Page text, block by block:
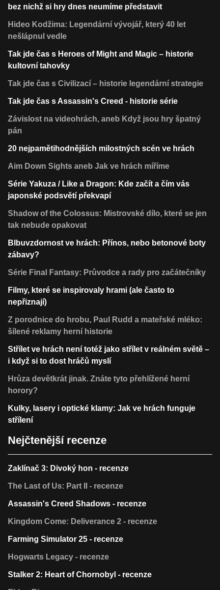
bez nichž si hry dnes neumíme představit
Hideo Kodžima: Legendární vývojář, který 40 let
nešlápnul vedle
Tak jde čas s Heroes of Might and Magic – historie
kultovní tahovky
Tak jde čas s Civilizací – historie legendární strategie
Tak jde čas s Assassin's Creed - historie série
Závislost na videohrách, aneb Když jsou hry špatný
pán
20 nejpamětihodnějších milostných scén ve hrách
Aim Down Sights aneb Jak ve hrách míříme
Série Yakuza / Like a Dragon: Kde začít a čím vás
japonské podsvětí překvapí
Shadow of the Colossus: Mistrovské dílo, které se jen
tak nebude opakovat
Blbuvzdornost ve hrách: Přínos, nebo betonové boty
zábavy?
Série Final Fantasy: Průvodce a rady pro začátečníky
Filmy, které se inspirovaly hrami (ale často to
nepřiznají)
Z porodnice do hrobu, Paul Rudd a mateřské mléko:
šílené reklamy herní historie
Střílet ve hrách není totéž jako střílet v reálném světě –
i když si to dost hráčů myslí
Hrůza devětkrát jinak. Znáte tyto přehlížené herní
horory?
Kulky, lasery i optické klamy: Jak ve hrách funguje
střílení
Nejčtenější recenze
Zaklínač 3: Divoký hon - recenze
The Last of Us: Part II - recenze
Assassin's Creed Shadows - recenze
Kingdom Come: Deliverance 2 - recenze
Farming Simulator 25 - recenze
Hogwarts Legacy - recenze
Stalker 2: Heart of Chornobyl - recenze